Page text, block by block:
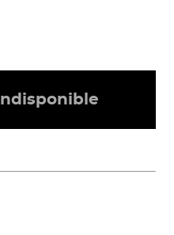
Indisponible